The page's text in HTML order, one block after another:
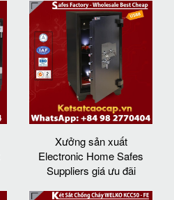
Xưởng sản xuất
Electronic Home Safes
Suppliers giá ưu đãi